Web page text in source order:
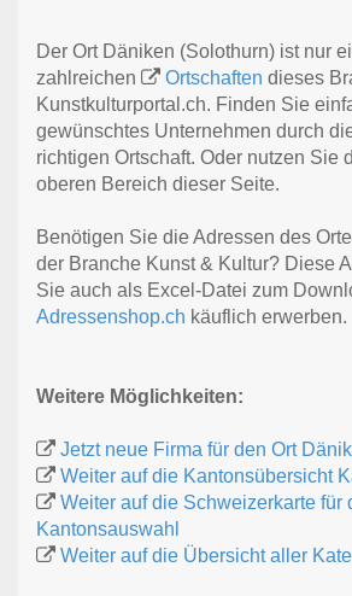
Der Ort Däniken (Solothurn) ist nur
zahlreichen
Ortschaften dieses
Kunstkulturportal.ch. Finden Sie
gewünschtes Unternehmen durch
richtigen Ortschaft. Oder nutzen Sie
oberen Bereich dieser Seite.
Benötigen Sie die Adressen des
der Branche Kunst & Kultur? Diese
Sie auch als Excel-Datei zum
Adressenshop.ch käuflich erwerben.
Weitere Möglichkeiten:
Jetzt neue Firma für den Ort
Weiter auf die Kantonsübersicht
Weiter auf die Schweizerkarte für
Kantonsauswahl
Weiter auf die Übersicht aller